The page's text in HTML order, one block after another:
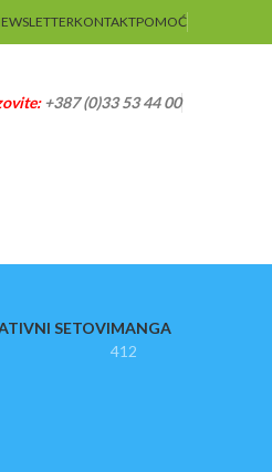
KONTAKTPOMOĆ
+387 (0)33 53 44 00
SETOVIMANGA
412